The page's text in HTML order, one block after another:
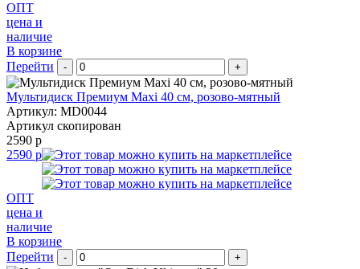
ОПТ
цена и
наличие
В корзине
Перейти
- +
Мультидиск Премиум Maxi 40 см, розово-мятный
Артикул: MD0044
Артикул скопирован
2590 р
2590 р
ОПТ
цена и
наличие
В корзине
Перейти
- +